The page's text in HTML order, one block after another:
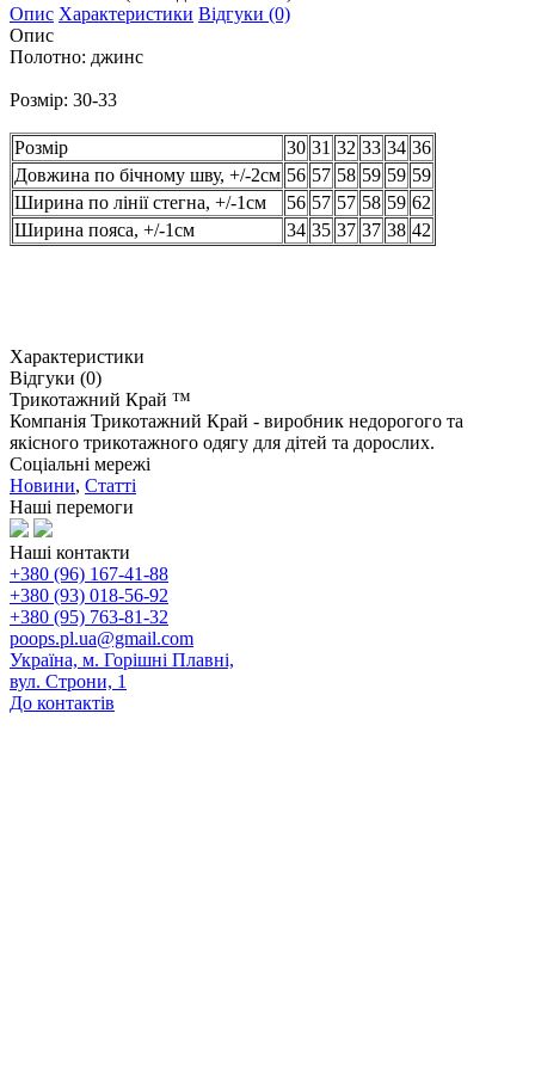
Опис Характеристики Відгуки (0)
Опис
Полотно: джинс
Розмір: 30-33
Розмір 30 31 32 33 34 36
Довжина по бічному шву, +/-2см 56 57 58 59 59 59
Ширина по лінії стегна, +/-1см
56 57 57 58 59 62
Ширина пояса, +/-1см
34 35 37 37 38 42
Характеристики
Відгуки (0)
Трикотажний Край ™
Компанія Трикотажний Край - виробник недорогого та
якісного трикотажного одягу для дітей та дорослих.
Соціальні мережі
Новини, Статті
Наші перемоги
Наші контакти
+380 (96) 167-41-88
+380 (93) 018-56-92
+380 (95) 763-81-32
poops.pl.ua@gmail.com
Україна, м. Горішні Плавні,
вул. Строни, 1
До контактів